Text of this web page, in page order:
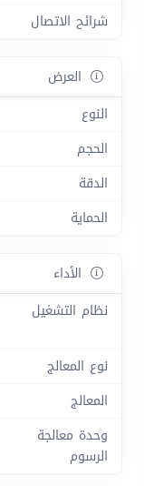
شرائح الاتصال
العرض
النوع
الحجم
الدقة
الحماية
الأداء
نظام التشغيل
نوع المعالج
المعالج
وحدة معالجة
الرسوم